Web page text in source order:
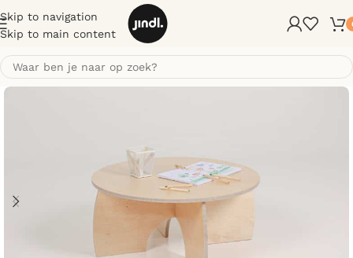
Skip to navigation
Skip to main content